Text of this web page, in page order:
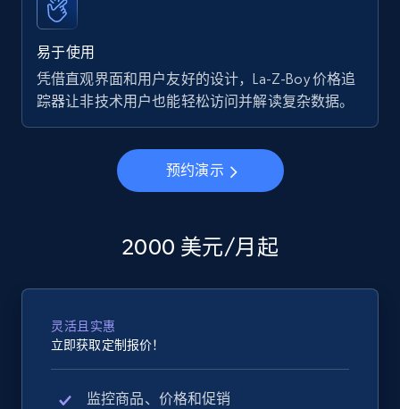
易于使用
凭借直观界面和用户友好的设计，La-Z-Boy 价格追
踪器让非技术用户也能轻松访问并解读复杂数据。
预约演示
2000 美元/月起
灵活且实惠
立即获取定制报价！
监控商品、价格和促销